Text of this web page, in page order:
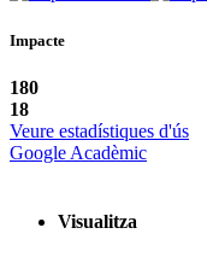
Impacte
180
18
Veure estadístiques d'ús
Google Acadèmic
Visualitza